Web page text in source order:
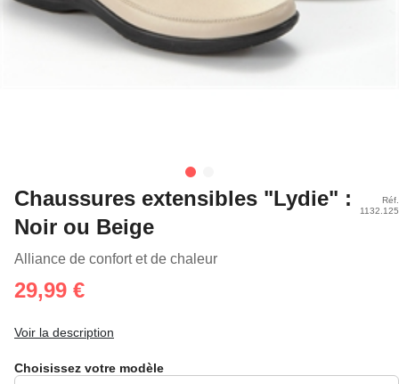
Chaussures extensibles "Lydie" :
Noir ou Beige
Alliance de confort et de chaleur
Réf.
1132.125
29,99 €
Voir la description
Choisissez votre modèle